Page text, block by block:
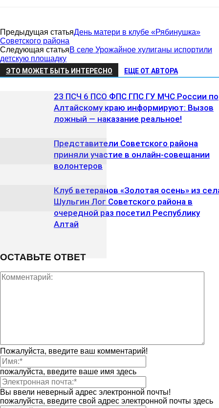
Предыдущая статьяДень матери в клубе «Рябинушка»
Советского района
Следующая статьяВ селе Урожайное хулиганы испортили
детскую площадку
ЭТО МОЖЕТ БЫТЬ ИНТЕРЕСНО ЕЩЕ ОТ АВТОРА
23 ПСЧ 6 ПСО ФПС ГПС ГУ МЧС России по
Алтайскому краю информируют: Вызов
ложный — наказание реальное!
Представители Советского района
приняли участие в онлайн-совещании
волонтеров
Клуб ветеранов «Золотая осень» из
Шульгин Лог Советского района в
очередной раз посетил Республику
Алтай
ОСТАВЬТЕ ОТВЕТ
Пожалуйста, введите ваш комментарий!
пожалуйста, введите ваше имя здесь
Вы ввели неверный адрес электронной почты!
пожалуйста, введите свой адрес электронной почты здесь